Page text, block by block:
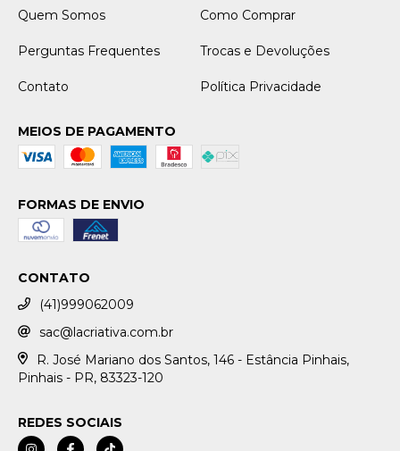
Quem Somos
Como Comprar
Perguntas Frequentes Trocas e Devoluções
Contato Política Privacidade
MEIOS DE PAGAMENTO
FORMAS DE ENVIO
CONTATO
(41)999062009
sac@lacriativa.com.br
R. José Mariano dos Santos, 146 - Estância Pinhais,
Pinhais - PR, 83323-120
REDES SOCIAIS